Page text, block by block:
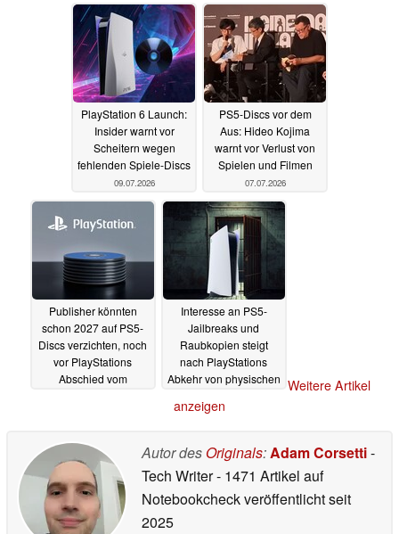
PlayStation 6 Launch:
Insider warnt vor
Scheitern wegen
fehlenden Spiele-Discs
09.07.2026
PS5-Discs vor dem
Aus: Hideo Kojima
warnt vor Verlust von
Spielen und Filmen
07.07.2026
Publisher könnten
schon 2027 auf PS5-
Discs verzichten, noch
vor PlayStations
Abschied vom
Interesse an PS5-
Jailbreaks und
Raubkopien steigt
nach PlayStations
Abkehr von physischen Weitere Artikel
anzeigen
Autor des Originals:Adam Corsetti-
Tech Writer- 1471 Artikel auf
Notebookcheck veröffentlichtseit
2025